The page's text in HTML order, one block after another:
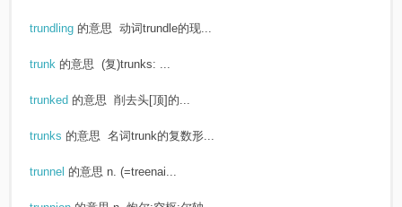
trundling 的意思 动词trundle的现...
trunk 的意思 (复)trunks: ...
trunked 的意思 削去头[顶]的...
trunks 的意思 名词trunk的复数形...
trunnel 的意思 n. (=treenai...